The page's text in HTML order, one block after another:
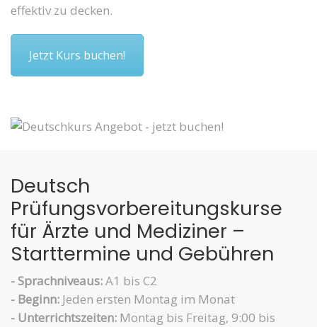
effektiv zu decken.
Jetzt Kurs buchen!
Deutsch
Prüfungsvorbereitungskurse
für Ärzte und Mediziner –
Starttermine und Gebühren
- Sprachniveaus:A1 bis C2
- Beginn: Jeden ersten Montag im Monat
- Unterrichtszeiten: Montag bis Freitag, 9:00 bis